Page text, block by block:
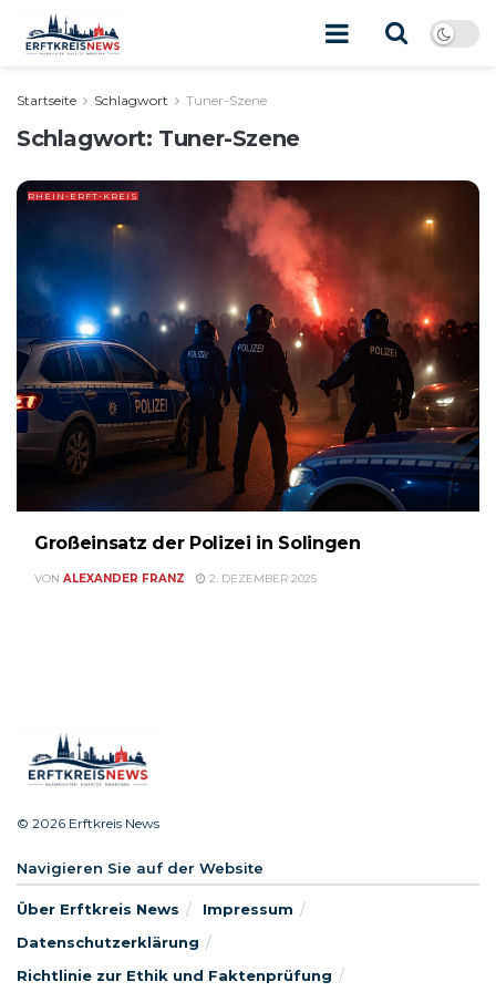
Startseite Schlagwort Tuner-Szene
Schlagwort: Tuner-Szene
RHEIN-ERFT-KREIS
Großeinsatz der Polizei in Solingen
VON ALEXANDER FRANZ 2. DEZEMBER 2025
© 2026 Erftkreis News
Navigieren Sie auf der Website
Über Erftkreis News
Impressum
Datenschutzerklärung
Richtlinie zur Ethik und Faktenprüfung